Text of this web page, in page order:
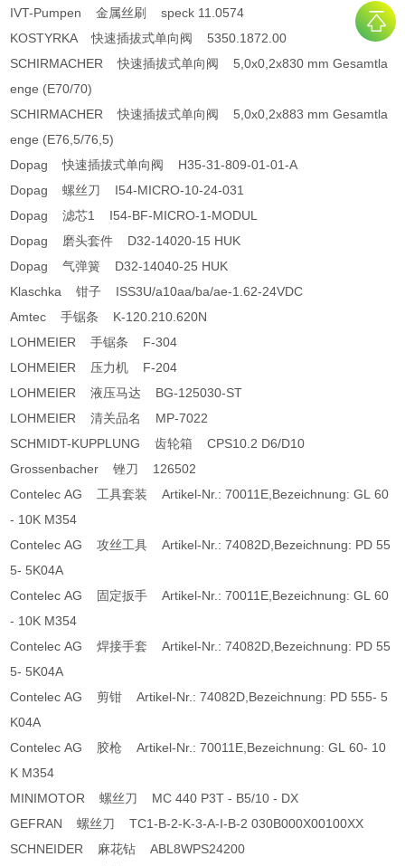
IVT-Pumpen 金属丝刷 speck 11.0574
KOSTYRKA 快速插拔式单向阀 5350.1872.00
SCHIRMACHER 快速插拔式单向阀 5,0x0,2x830 mm Gesamtla
enge (E70/70)
SCHIRMACHER 快速插拔式单向阀 5,0x0,2x883 mm Gesamtla
enge (E76,5/76,5)
Dopag 快速插拔式单向阀 H35-31-809-01-01-A
Dopag 螺丝刀 I54-MICRO-10-24-031
Dopag 滤芯1 I54-BF-MICRO-1-MODUL
Dopag 磨头套件 D32-14020-15 HUK
Dopag 气弹簧 D32-14040-25 HUK
Klaschka 钳子 ISS3U/a10aa/ba/ae-1.62-24VDC
Amtec 手锯条 K-120.210.620N
LOHMEIER 手锯条 F-304
LOHMEIER 压力机 F-204
LOHMEIER 液压马达 BG-125030-ST
LOHMEIER 清关品名 MP-7022
SCHMIDT-KUPPLUNG 齿轮箱 CPS10.2 D6/D10
Grossenbacher 锉刀 126502
Contelec AG 工具套装 Artikel-Nr.: 70011E,Bezeichnung: GL 60
- 10K M354
Contelec AG 攻丝工具 Artikel-Nr.: 74082D,Bezeichnung: PD 55
5- 5K04A
Contelec AG 固定扳手 Artikel-Nr.: 70011E,Bezeichnung: GL 60
- 10K M354
Contelec AG 焊接手套 Artikel-Nr.: 74082D,Bezeichnung: PD 55
5- 5K04A
Contelec AG 剪钳 Artikel-Nr.: 74082D,Bezeichnung: PD 555- 5
K04A
Contelec AG 胶枪 Artikel-Nr.: 70011E,Bezeichnung: GL 60- 10
K M354
MINIMOTOR 螺丝刀 MC 440 P3T - B5/10 - DX
GEFRAN 螺丝刀 TC1-B-2-K-3-A-I-B-2 030B000X00100XX
SCHNEIDER 麻花钻 ABL8WPS24200